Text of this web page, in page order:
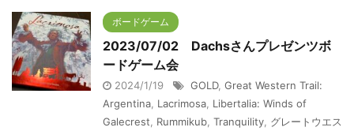
ボードゲーム
2023/07/02 Dachsさんプレゼンツボ
ードゲーム会
2024/1/19 GOLD, Great Western Trail:
Argentina Lacrimosa Libertalia: Winds of
Galecrest
Rummikub Tranquility グレートウエス